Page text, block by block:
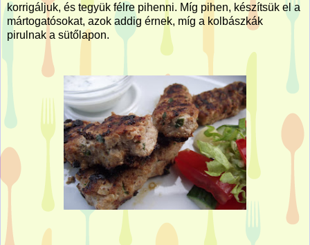
korrigáljuk, és tegyük félre pihenni. Míg pihen, készítsük el a
mártogatósokat, azok addig érnek, míg a kolbászkák
pirulnak a sütőlapon.